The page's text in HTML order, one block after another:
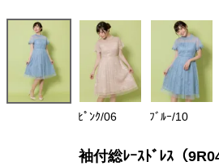
ﾋﾟﾝｸ/06 ﾌﾞﾙｰ/10
袖付総ﾚｰｽﾄﾞﾚｽ（